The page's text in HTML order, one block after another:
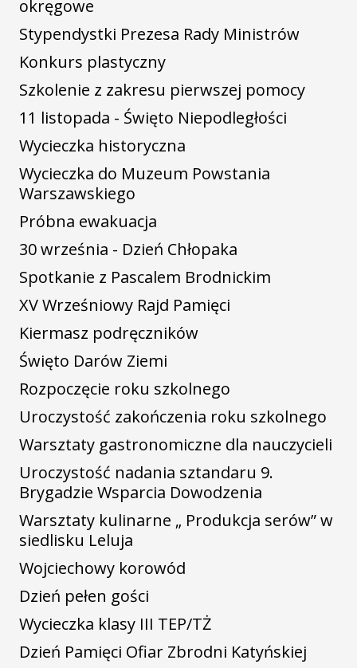
okręgowe
Stypendystki Prezesa Rady Ministrów
Konkurs plastyczny
Szkolenie z zakresu pierwszej pomocy
11 listopada - Święto Niepodległości
Wycieczka historyczna
Wycieczka do Muzeum Powstania
Warszawskiego
Próbna ewakuacja
30 września - Dzień Chłopaka
Spotkanie z Pascalem Brodnickim
XV Wrześniowy Rajd Pamięci
Kiermasz podręczników
Święto Darów Ziemi
Rozpoczęcie roku szkolnego
Uroczystość zakończenia roku szkolnego
Warsztaty gastronomiczne dla nauczycieli
Uroczystość nadania sztandaru 9.
Brygadzie Wsparcia Dowodzenia
Warsztaty kulinarne „ Produkcja serów” w
siedlisku Leluja
Wojciechowy korowód
Dzień pełen gości
Wycieczka klasy III TEP/TŻ
Dzień Pamięci Ofiar Zbrodni Katyńskiej